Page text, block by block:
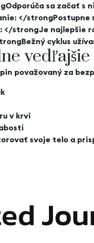
sa začať s
</strongPostupne
</strongJe najlepšie
cyklus
považovaný za
v krvi
svoje telo a